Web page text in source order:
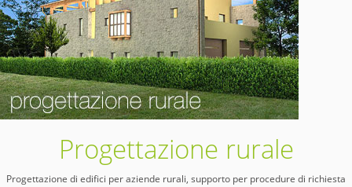
Progettazione rurale
Progettazione di edifici per aziende rurali, supporto per procedure di richiesta